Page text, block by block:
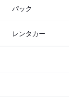
パック
レンタカー